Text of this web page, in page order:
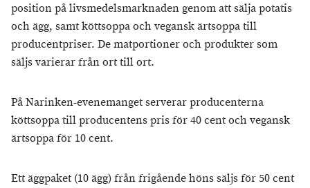
position på livsmedelsmarknaden genom att sälja potatis
och ägg, samt köttsoppa och vegansk ärtsoppa till
producentpriser. De matportioner och produkter som
säljs varierar från ort till ort.
På Narinken-evenemanget serverar producenterna
köttsoppa till producentens pris för 40 cent och vegansk
ärtsoppa för 10 cent.
Ett äggpaket (10 ägg) från frigående höns säljs för 50 cent